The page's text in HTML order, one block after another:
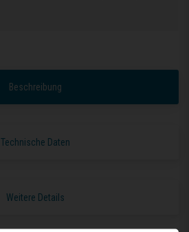
Beschreibung
Technische Daten
Weitere Details